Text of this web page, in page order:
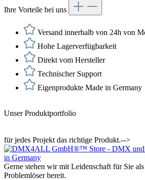
Ihre Vorteile bei uns
Versand innerhalb von 24h von
Hohe Lagerverfügbarkeit
Direkt vom Hersteller
Technischer Support
Eigenprodukte Made in Germany
Unser Produktportfolio
für jedes Projekt das richtige Produkt.-->
Gerne stehen wir mit Leidenschaft für Sie
Problemlöser bereit.